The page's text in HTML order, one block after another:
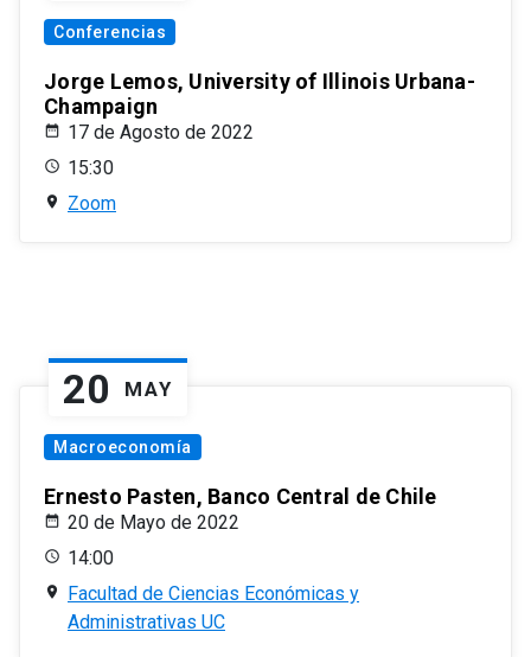
Conferencias
Jorge Lemos, University of Illinois Urbana-
Champaign
17 de Agosto de 2022
15:30
Zoom
20 MAY
Macroeconomía
Ernesto Pasten, Banco Central de Chile
20 de Mayo de 2022
14:00
Facultad de Ciencias Económicas y
Administrativas UC